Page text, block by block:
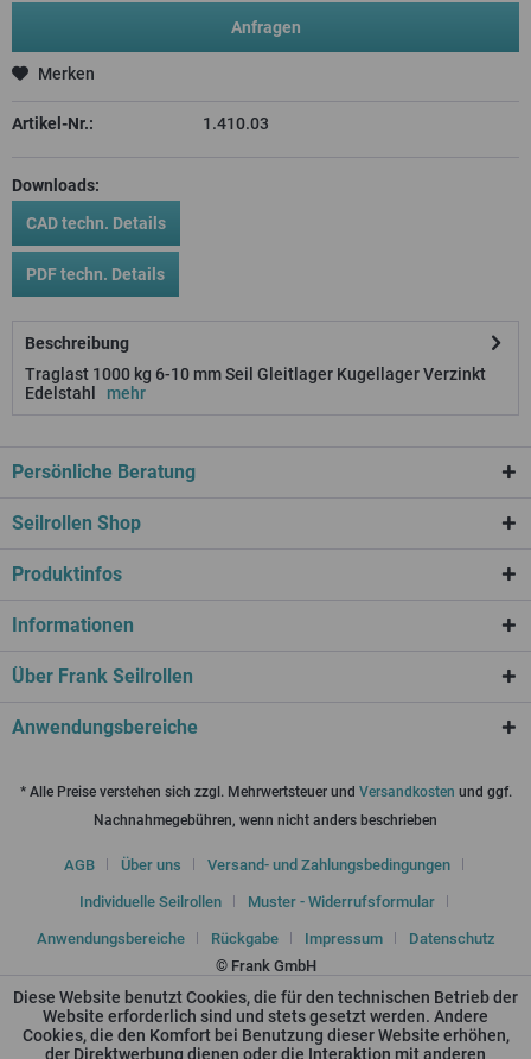
Anfragen
Merken
Artikel-Nr.: 1.410.03
Downloads:
CAD techn. Details
PDF techn. Details
Beschreibung
Traglast 1000 kg 6-10 mm Seil Gleitlager Kugellager Verzinkt
Edelstahl mehr
Persönliche Beratung
Seilrollen Shop
Produktinfos
Informationen
Über Frank Seilrollen
Anwendungsbereiche
* Alle Preise verstehen sich zzgl. Mehrwertsteuer und Versandkosten und ggf.
Nachnahmegebühren, wenn nicht anders beschrieben
AGB Über uns Versand- und Zahlungsbedingungen
Individuelle Seilrollen Muster - Widerrufsformular
Anwendungsbereiche Rückgabe Impressum
Datenschutz
© Frank GmbH
Diese Website benutzt Cookies, die für den technischen Betrieb der
Website erforderlich sind und stets gesetzt werden. Andere
Cookies, die den Komfort bei Benutzung dieser Website erhöhen,
der Direktwerbung dienen oder die Interaktion mit anderen